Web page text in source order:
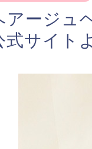
アージュ
式サイト